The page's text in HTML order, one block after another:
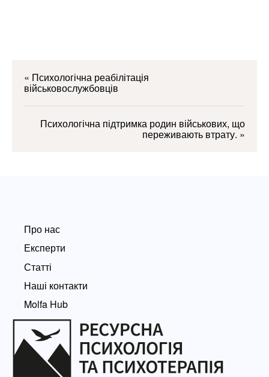
« Психологічна реабілітація
військовослужбовців
Психологічна підтримка родин військових, що
переживають втрату. »
Про нас
Експерти
Статті
Наші контакти
Molfa Hub